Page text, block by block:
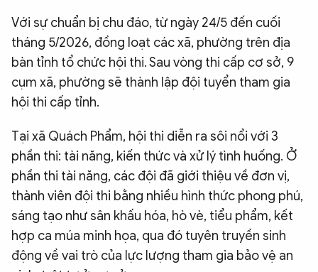
Với sự chuẩn bị chu đáo, từ ngày 24/5 đến cuối
tháng 5/2026, đồng loạt các xã, phường trên địa
bàn tỉnh tổ chức hội thi. Sau vòng thi cấp cơ sở, 9
cụm xã, phường sẽ thành lập đội tuyển tham gia
hội thi cấp tỉnh.
Tại xã Quách Phẩm, hội thi diễn ra sôi nổi với 3
phần thi: tài năng, kiến thức và xử lý tình huống. Ở
phần thi tài năng, các đội đã giới thiệu về đơn vị,
thành viên đội thi bằng nhiều hình thức phong phú,
sáng tạo như sân khấu hóa, hò vè, tiểu phẩm, kết
hợp ca múa minh họa, qua đó tuyên truyền sinh
động về vai trò của lực lượng tham gia bảo vệ an